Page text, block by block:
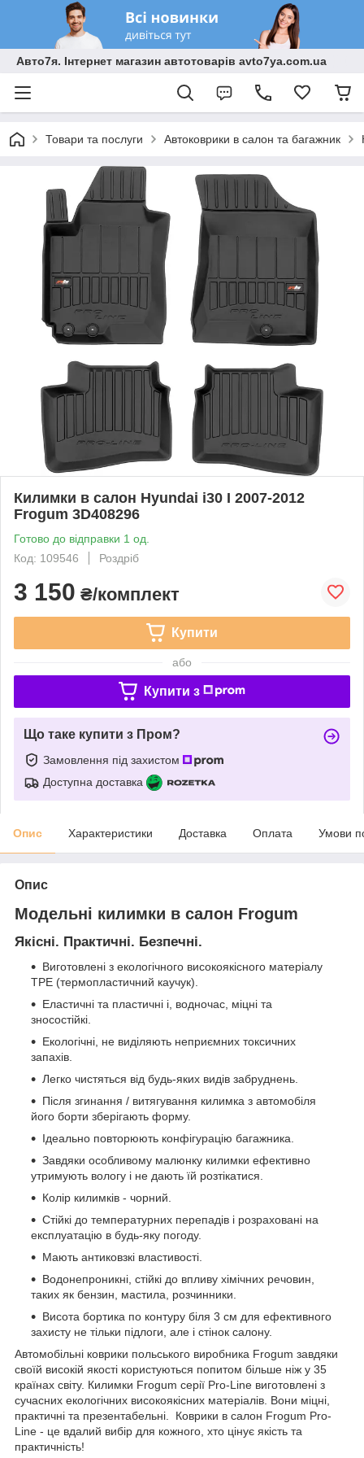
Авто7я. Інтернет магазин автотоварів avto7ya.com.ua
Товари та послуги Автоковрики в салон та багажник
Килимки в салон Hyundai i30 I 2007-2012
Frogum 3D408296
Готово до відправки 1 од.
Код: 109546
Роздріб
3 150 ₴/комплект
Купити
або
Купити з
Що таке купити з Пром?
Замовлення під захистом
Доступна доставка
Опис Характеристики Доставка Оплата Умови
Опис
Модельні килимки в салон Frogum
Якісні. Практичні. Безпечні.
Виготовлені з екологічного високоякісного матеріалу
TPE (термопластичний каучук).
Еластичні та пластичні і, водночас, міцні та
зносостійкі.
Екологічні, не виділяють неприємних токсичних
запахів.
Легко чистяться від будь-яких видів забруднень.
Після згинання / витягування килимка з автомобіля
його борти зберігають форму.
Ідеально повторюють конфігурацію багажника.
Завдяки особливому малюнку килимки ефективно
утримують вологу і не дають їй розтікатися.
Колір килимків - чорний.
Стійкі до температурних перепадів і розраховані на
експлуатацію в будь-яку погоду.
Мають антиковзкі властивості.
Водонепроникні, стійкі до впливу хімічних речовин,
таких як бензин, мастила, розчинники.
Висота бортика по контуру біля 3 см для ефективного
захисту не тільки підлоги, але і стінок салону.
Автомобільні коврики польського виробника Frogum завдяки
своїй високій якості користуються попитом більше ніж у 35
країнах світу. Килимки Frogum серії Pro-Line виготовлені з
сучасних екологічних високоякісних матеріалів. Вони міцні,
практичні та презентабельні. Коврики в салон Frogum Pro-
Line - це вдалий вибір для кожного, хто цінує якість та
практичність!